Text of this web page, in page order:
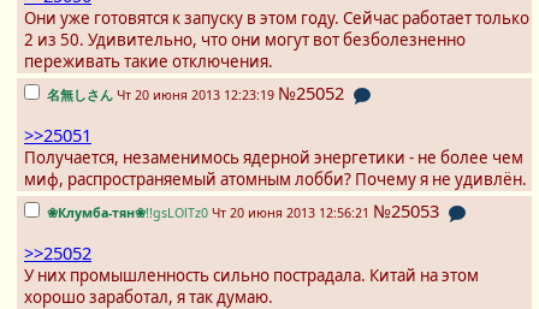
Они уже готовятся к запуску в этом году. Сейчас работает только
2 из 50. Удивительно, что они могут вот безболезненно
переживать такие отключения.
名無しさん Чт 20 июня 2013 12:23:19 №25052
>>25051
Получается, незаменимось ядерной энергетики - не более чем
миф, распространяемый атомным лобби? Почему я не удивлён.
❀Клумба-тян❀!!gsLOlTz0 Чт 20 июня 2013 12:56:21 №25053
>>25052
У них промышленность сильно пострадала. Китай на этом
хорошо заработал, я так думаю.